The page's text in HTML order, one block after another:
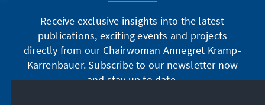
Receive exclusive insights into the latest
publications, exciting events and projects
directly from our Chairwoman Annegret Kramp-
Karrenbauer. Subscribe to our newsletter now
and stay up to date.